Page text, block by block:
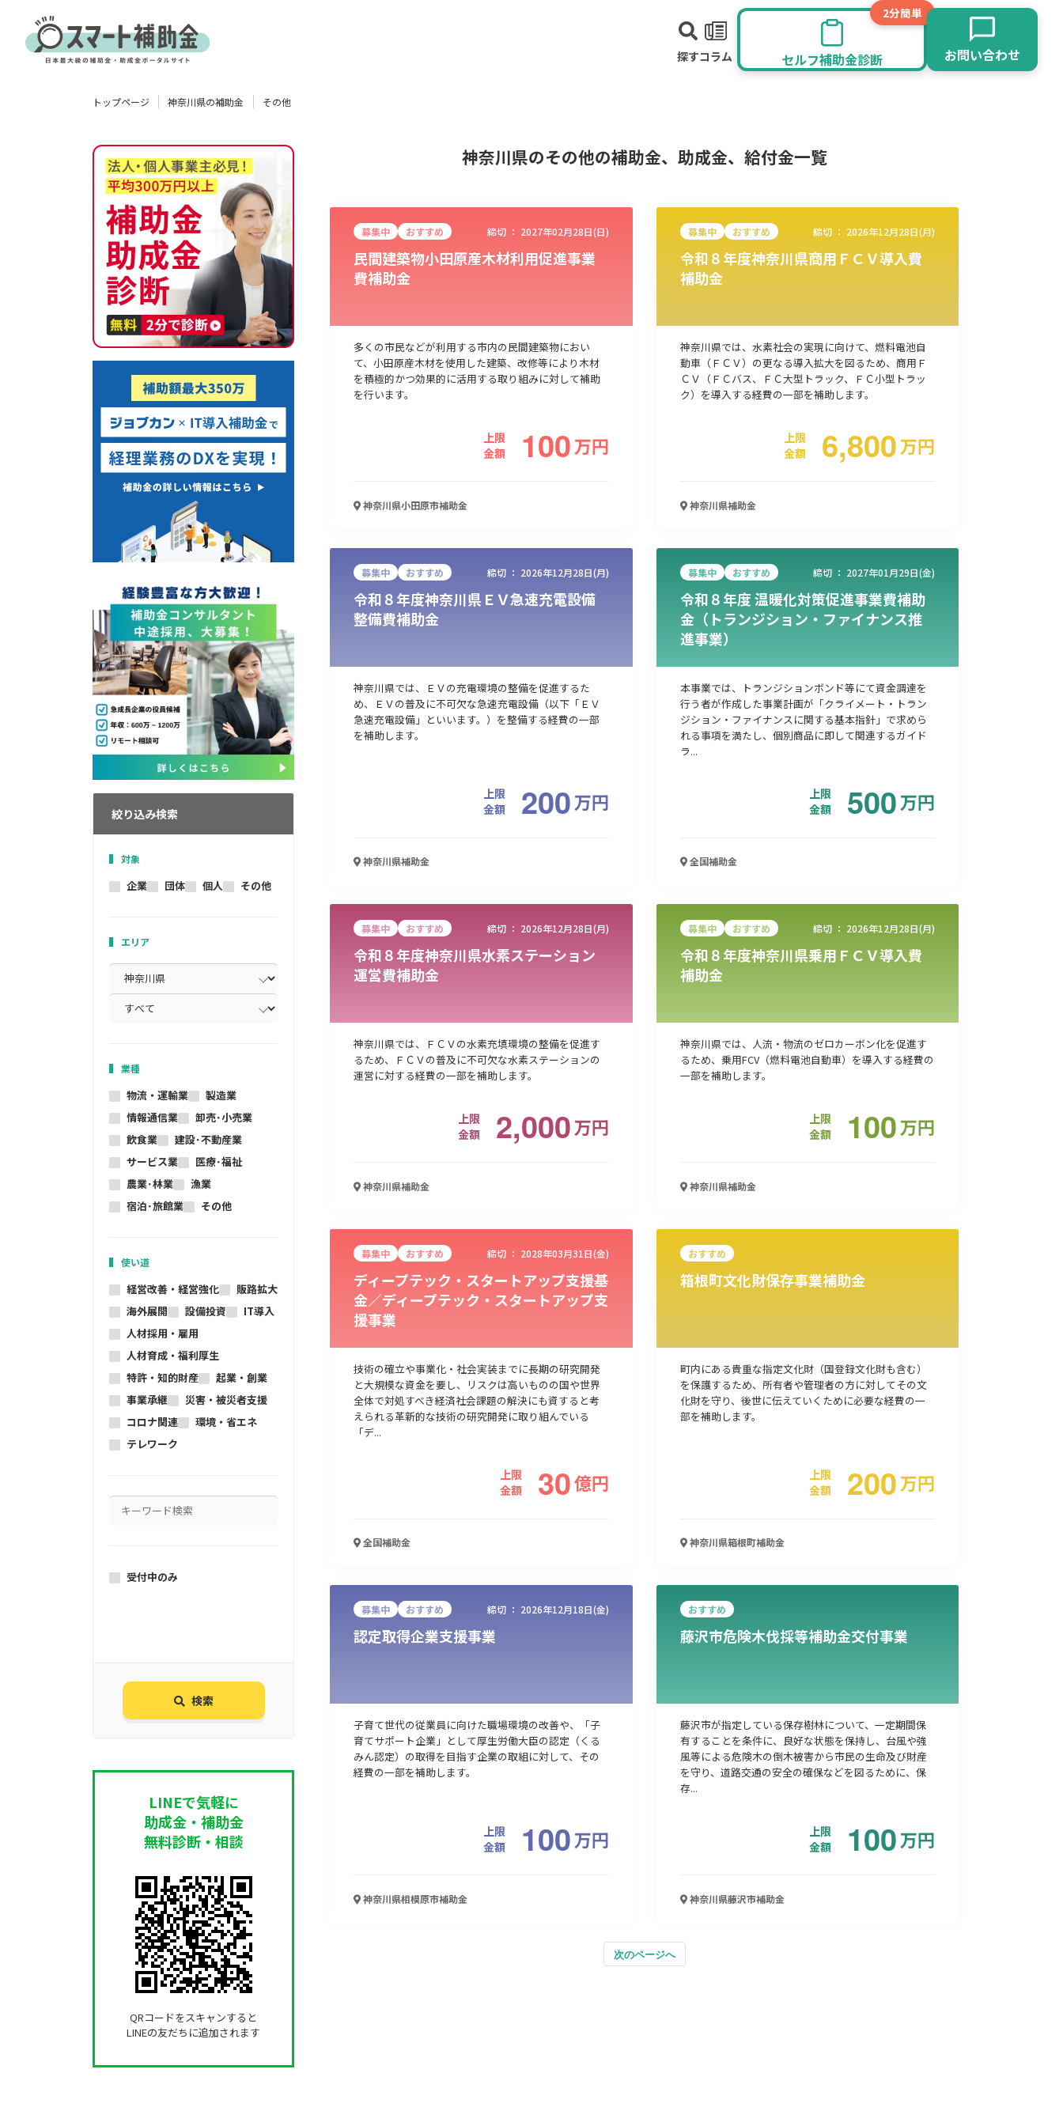
探すコラム
2分簡単
セルフ補助金診断 お問い合わせ
製造業 情報通信業 卸売･小売業
販路拡大 海外展開 人材採用・雇用 起業・創業 事業承継 災害・被災者支援
トップページ 神奈川県の補助金 その他
絞り込み検索
対象
企業 団体 個人 その他
エリア
業種
物流・運輸業
製造業
情報通信業
卸売･小売業
飲食業
建設･不動産業
サービス業
医療･福祉
農業･林業
漁業
宿泊･旅館業
その他
使い道
経営改善・経営強化
販路拡大
海外展開
設備投資
IT導入
人材採用・雇用
人材育成・福利厚生
特許・知的財産
起業・創業
事業承継
災害・被災者支援
コロナ関連
環境・省エネ
テレワーク
受付中のみ
検索
LINEで気軽に
助成金・補助金
無料診断・相談
QRコードをスキャンすると
LINEの友だちに追加されます
神奈川県のその他の補助金、助成金、給付金一覧
募集中 おすすめ 締切 ： 2027年02月28日(日)
民間建築物小田原産木材利用促進事業
費補助金
多くの市民などが利用する市内の民間建築物におい
て、小田原産木材を使用した建築、改修等により木材
を積極的かつ効果的に活用する取り組みに対して補助
を行います。
上限
金額
100万円
神奈川県小田原市補助金
募集中 おすすめ 締切 ： 2026年12月28日(月)
令和８年度神奈川県商用ＦＣＶ導入費
補助金
神奈川県では、水素社会の実現に向けて、燃料電池自
動車（ＦＣＶ）の更なる導入拡大を図るため、商用Ｆ
ＣＶ（ＦＣバス、ＦＣ大型トラック、ＦＣ小型トラッ
ク）を導入する経費の一部を補助します。
上限
金額
6,800万円
神奈川県補助金
募集中 おすすめ 締切 ： 2026年12月28日(月)
令和８年度神奈川県ＥＶ急速充電設備
整備費補助金
神奈川県では、ＥＶの充電環境の整備を促進するた
め、ＥＶの普及に不可欠な急速充電設備（以下「ＥＶ
急速充電設備」といいます。）を整備する経費の一部
を補助します。
上限
金額
200万円
神奈川県補助金
募集中 おすすめ 締切 ： 2027年01月29日(金)
令和８年度 温暖化対策促進事業費補助
金（トランジション・ファイナンス推
進事業）
本事業では、トランジションボンド等にて資金調達を
行う者が作成した事業計画が「クライメート・トラン
ジション・ファイナンスに関する基本指針」で求めら
れる事項を満たし、個別商品に即して関連するガイド
ラ...
上限
金額
500万円
全国補助金
募集中 おすすめ 締切 ： 2026年12月28日(月)
令和８年度神奈川県水素ステーション
運営費補助金
神奈川県では、ＦＣＶの水素充填環境の整備を促進す
るため、ＦＣＶの普及に不可欠な水素ステーションの
運営に対する経費の一部を補助します。
上限
金額
2,000万円
神奈川県補助金
募集中 おすすめ 締切 ： 2026年12月28日(月)
令和８年度神奈川県乗用ＦＣＶ導入費
補助金
神奈川県では、人流・物流のゼロカーボン化を促進す
るため、乗用FCV（燃料電池自動車）を導入する経費の
一部を補助します。
上限
金額
100万円
神奈川県補助金
募集中 おすすめ 締切 ： 2028年03月31日(金)
ディープテック・スタートアップ支援基
金／ディープテック・スタートアップ支
援事業
技術の確立や事業化・社会実装までに長期の研究開発
と大規模な資金を要し、リスクは高いものの国や世界
全体で対処すべき経済社会課題の解決にも資すると考
えられる革新的な技術の研究開発に取り組んでいる
「デ...
上限
金額
30億円
全国補助金
おすすめ
箱根町文化財保存事業補助金
町内にある貴重な指定文化財（国登録文化財も含む）
を保護するため、所有者や管理者の方に対してその文
化財を守り、後世に伝えていくために必要な経費の一
部を補助します。
上限
金額
200万円
神奈川県箱根町補助金
募集中 おすすめ 締切 ： 2026年12月18日(金)
認定取得企業支援事業
子育て世代の従業員に向けた職場環境の改善や、「子
育てサポート企業」として厚生労働大臣の認定（くる
みん認定）の取得を目指す企業の取組に対して、その
経費の一部を補助します。
上限
金額
100万円
神奈川県相模原市補助金
おすすめ
藤沢市危険木伐採等補助金交付事業
藤沢市が指定している保存樹林について、一定期間保
有することを条件に、良好な状態を保持し、台風や強
風等による危険木の倒木被害から市民の生命及び財産
を守り、道路交通の安全の確保などを図るために、保
存...
上限
金額
100万円
神奈川県藤沢市補助金
次のページへ